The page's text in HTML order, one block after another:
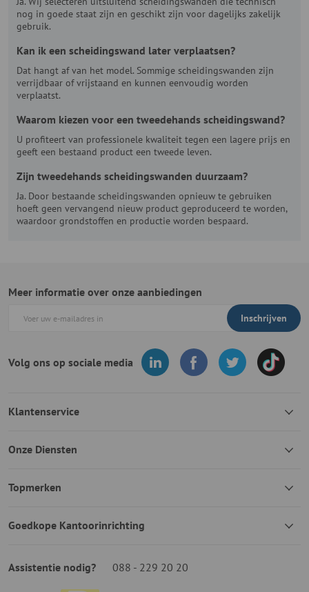
nog in goede staat zijn en geschikt zijn voor dagelijks zakelijk
gebruik.
Kan ik een scheidingswand later verplaatsen?
Dat hangt af van het model. Sommige scheidingswanden zijn
verrijdbaar of vrijstaand en kunnen eenvoudig worden
verplaatst.
Waarom kiezen voor een tweedehands scheidingswand?
U profiteert van professionele kwaliteit tegen een lagere prijs en
geeft een bestaand product een tweede leven.
Zijn tweedehands scheidingswanden duurzaam?
Ja. Door bestaande scheidingswanden opnieuw te gebruiken
hoeft geen vervangend nieuw product geproduceerd te worden,
waardoor grondstoffen en productie worden bespaard.
Meer informatie over onze aanbiedingen
Inschrijven
Volg ons op sociale media
Klantenservice
Onze Diensten
Topmerken
Goedkope Kantoorinrichting
Assistentie nodig? 088 - 229 20 20